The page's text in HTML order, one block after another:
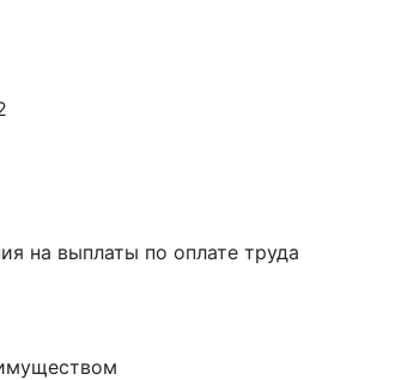
на выплаты по оплате труда